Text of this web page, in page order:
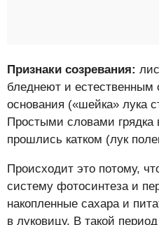
Признаки созревания:
бледнеют и естественным
основания («шейка» лука
Простыми словами грядка
прошлись катком (лук
Происходит это потому,
систему фотосинтеза и
накопленные сахара и
в луковицу. В такой